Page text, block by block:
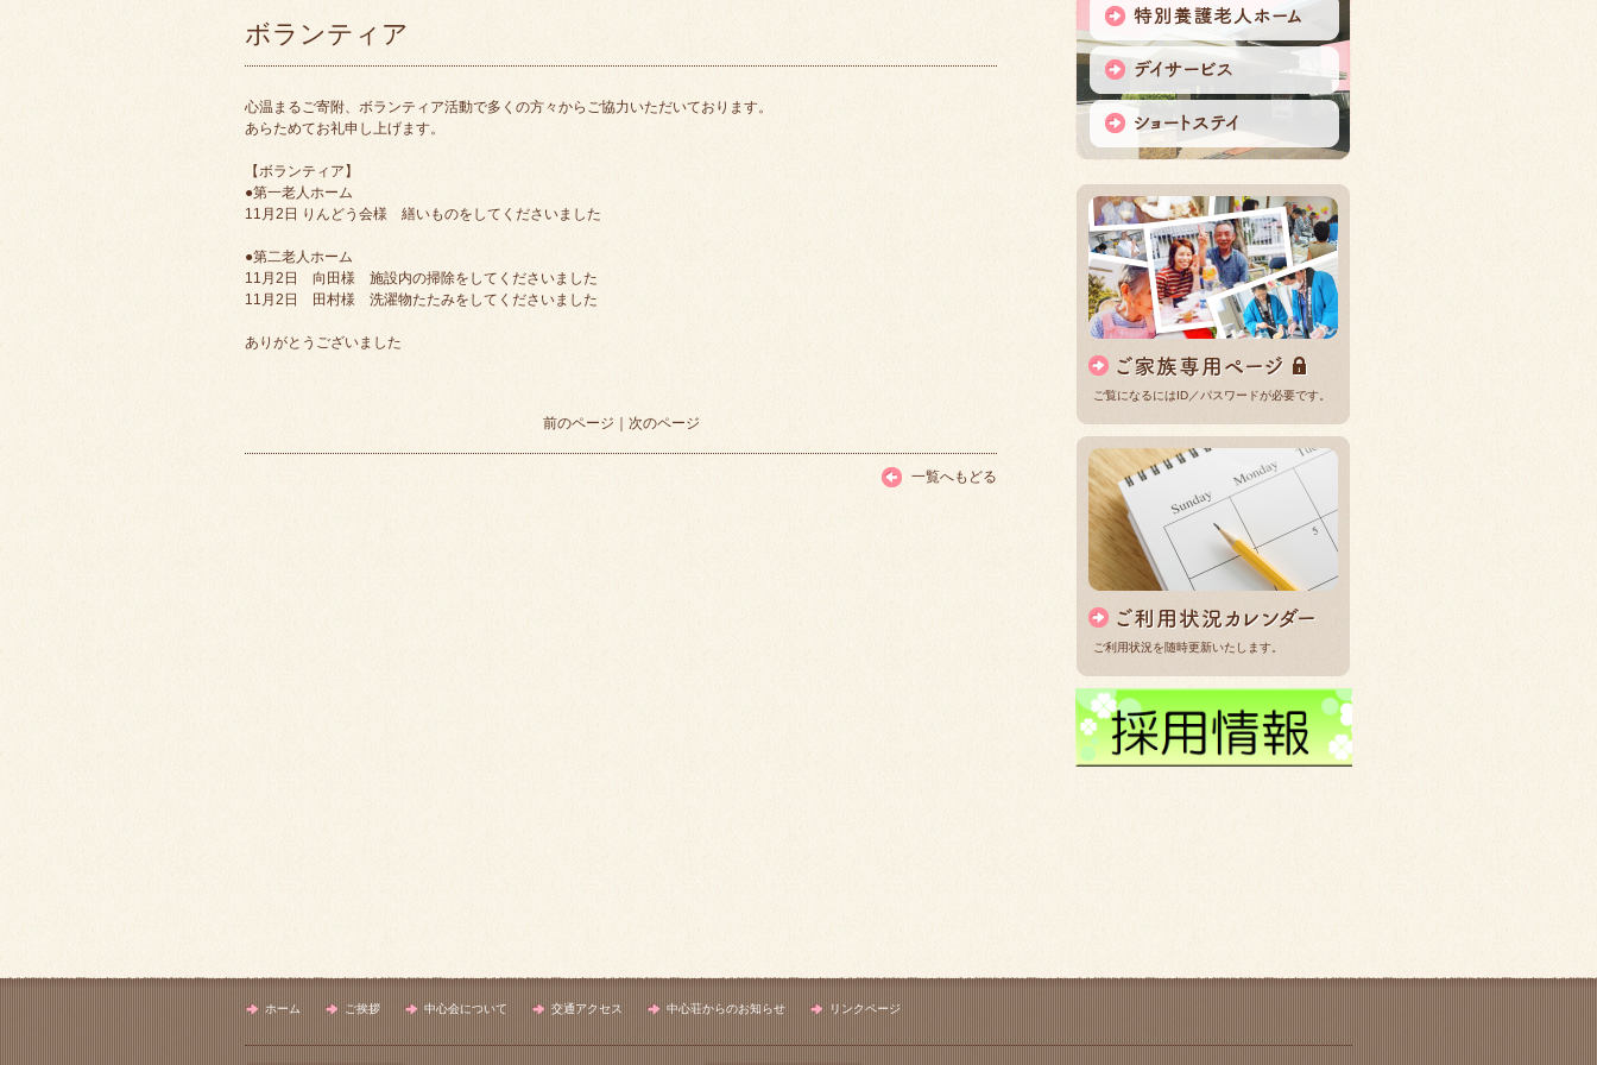
ボランティア
心温まるご寄附、ボランティア活動で多くの方々からご協力いただいております。
あらためてお礼申し上げます。
【ボランティア】
●第一老人ホーム
11月2日 りんどう会様 繕いものをしてくださいました
●第二老人ホーム
11月2日 向田様 施設内の掃除をしてくださいました
11月2日 田村様 洗濯物たたみをしてくださいました
ありがとうございました
前のページ 次のページ
一覧へもどる
ご覧になるにはID／パスワードが必要です。
ご利用状況を随時更新いたします。
ホーム ご挨拶 中心会について 交通アクセス 中心荘からのお知らせ リンクページ